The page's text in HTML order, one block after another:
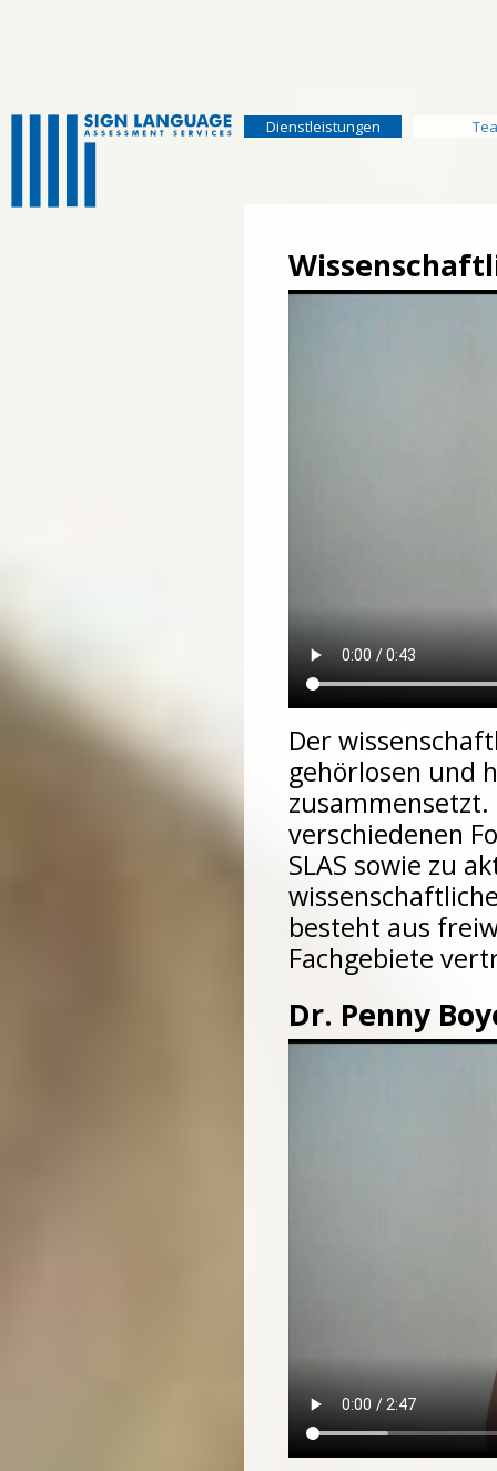
Navigation
Dienstleistungen
Der
gehörlosen und
verschiedenen
SLAS sowie zu
besteht aus
Fachgebiete
Dr. Penny